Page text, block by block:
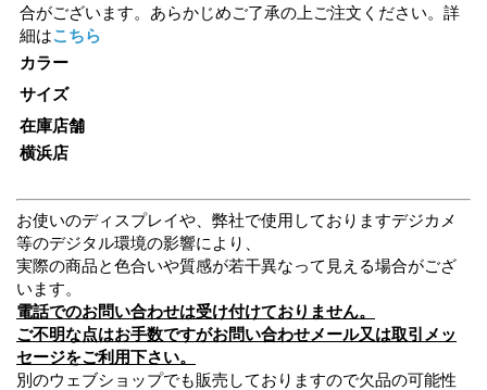
合がございます。あらかじめご了承の上ご注文ください。詳
細はこちら
カラー
サイズ
在庫店舗
横浜店
お使いのディスプレイや、弊社で使用しておりますデジカメ
等のデジタル環境の影響により、
実際の商品と色合いや質感が若干異なって見える場合がござ
います。
電話でのお問い合わせは受け付けておりません。
ご不明な点はお手数ですがお問い合わせメール又は取引メッ
セージをご利用下さい。
別のウェブショップでも販売しておりますので欠品の可能性